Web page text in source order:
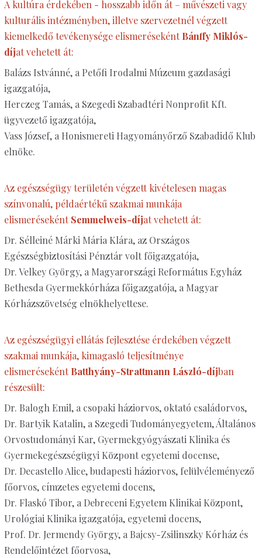
A kultúra érdekében - hosszabb időn át – művészeti vagy
kulturális intézményben, illetve szervezetnél végzett
kiemelkedő tevékenysége elismerésekéntBánffy Miklós-
díjat vehetett át:
Balázs Istvánné, a Petőfi Irodalmi Múzeum gazdasági
igazgatója,
Herczeg Tamás, a Szegedi Szabadtéri Nonprofit Kft.
ügyvezető igazgatója,
Vass József, a Honismereti Hagyományőrző Szabadidő Klub
elnöke.
Az egészségügy területén végzett kivételesen magas
színvonalú, példaértékű szakmai munkája
elismerésekéntSemmelweis-díjat vehetett át:
Dr. Sélleiné Márki Mária Klára, az Országos
Egészségbiztosítási Pénztár volt főigazgatója,
Dr. Velkey György, a Magyarországi Református Egyház
Bethesda Gyermekkórháza főigazgatója, a Magyar
Kórházszövetség elnökhelyettese.
Az egészségügyi ellátás fejlesztése érdekében végzett
szakmai munkája, kimagasló teljesítménye
elismerésekéntBatthyány-Strattmann László-díjban
részesült:
Dr. Balogh Emil, a csopaki háziorvos, oktató családorvos,
Dr. Bartyik Katalin, a Szegedi Tudományegyetem, Általános
Orvostudományi Kar, Gyermekgyógyászati Klinika és
Gyermekegészségügyi Központ egyetemi docense,
Dr. Decastello Alice, budapesti háziorvos, felülvéleményező
főorvos, címzetes egyetemi docens,
Dr. Flaskó Tibor, a Debreceni Egyetem Klinikai Központ,
Urológiai Klinika igazgatója, egyetemi docens,
Prof. Dr. Jermendy György, a Bajcsy-Zsilinszky Kórház és
Rendelőintézet főorvosa,